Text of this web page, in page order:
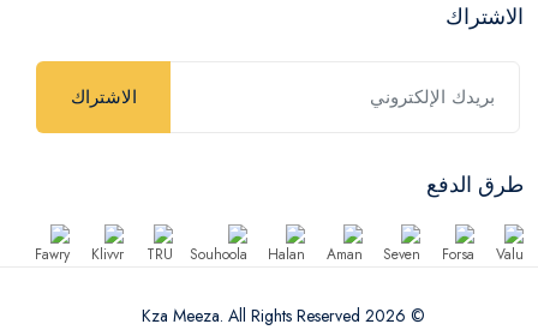
الاشتراك
الاشتراك
طرق الدفع
© 2026 Kza Meeza. All Rights Reserved